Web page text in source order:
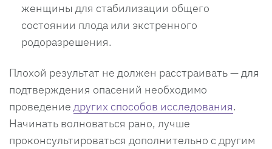
женщины для стабилизации общего
состоянии плода или экстренного
родоразрешения.
Плохой результат не должен расстраивать — для
подтверждения опасений необходимо
проведение других способов исследования.
Начинать волноваться рано, лучше
проконсультироваться дополнительно с другим